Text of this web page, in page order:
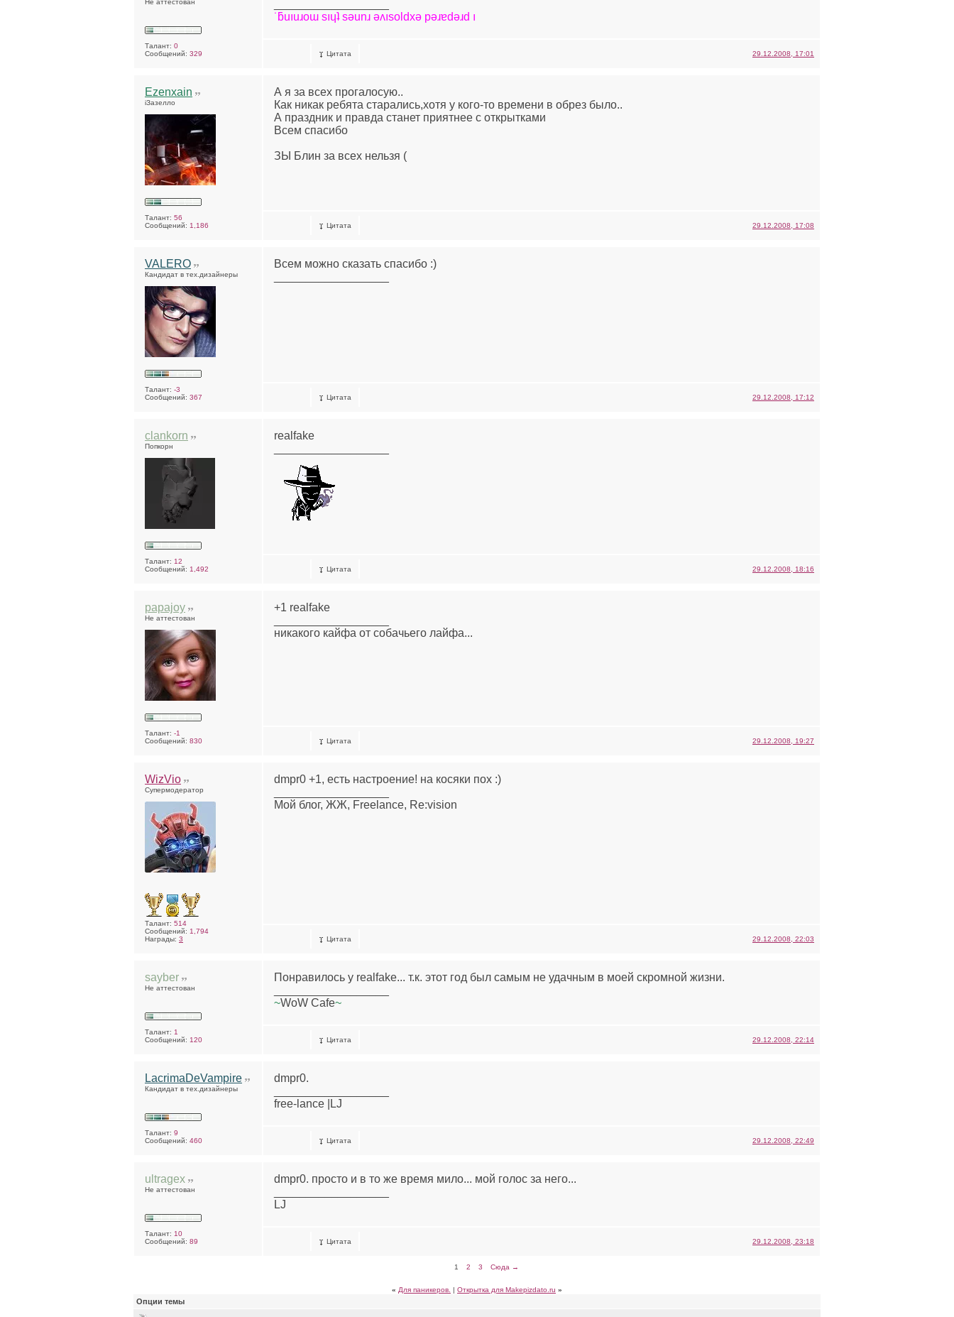
Не аттестован
Талант: 0
Сообщений: 329
˙ƃuıuɹoɯ sıɥʇ sǝunɹ ǝʌısoldxǝ pǝɹɐdǝɹd ı
Цитата 29.12.2008, 17:01
Ezenxain
iЗазелло
Талант: 56
Сообщений: 1,186
А я за всех прогалосую..
Как никак ребята старались,хотя у кого-то времени в обрез было..
А праздник и правда станет приятнее с открытками
Всем спасибо
ЗЫ Блин за всех нельзя (
Цитата 29.12.2008, 17:08
VALERO
Кандидат в тех.дизайнеры
Талант: -3
Сообщений: 367
Всем можно сказать спасибо :)
Цитата 29.12.2008, 17:12
clankorn
Попкорн
Талант: 12
Сообщений: 1,492
realfake
Цитата 29.12.2008, 18:16
papajoy
Не аттестован
Талант: -1
Сообщений: 830
+1 realfake
никакого кайфа от собачьего лайфа...
Цитата 29.12.2008, 19:27
WizVio
Супермодератор
Талант: 514
Сообщений: 1,794
Награды: 3
dmpr0 +1, есть настроение! на косяки пох :)
Мой блог, ЖЖ, Freelance, Re:vision
Цитата 29.12.2008, 22:03
sayber
Не аттестован
Талант: 1
Сообщений: 120
Понравилось у realfake... т.к. этот год был самым не удачным в моей скромной жизни.
~WoW Cafe~
Цитата 29.12.2008, 22:14
LacrimaDeVampire
Кандидат в тех.дизайнеры
Талант: 9
Сообщений: 460
dmpr0.
free-lance |LJ
Цитата 29.12.2008, 22:49
ultragex
Не аттестован
Талант: 10
Сообщений: 89
dmpr0. просто и в то же время мило... мой голос за него...
LJ
Цитата 29.12.2008, 23:18
1 2 3 Сюда →
« Для паникеров. | Открытка для Makepizdato.ru »
Опции темы